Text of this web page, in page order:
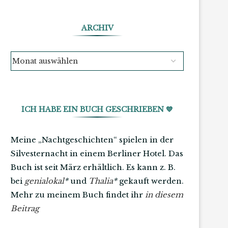
ARCHIV
ICH HABE EIN BUCH GESCHRIEBEN 💙
Meine „Nachtgeschichten“ spielen in der
Silvesternacht in einem Berliner Hotel. Das
Buch ist seit März erhältlich. Es kann z. B.
bei genialokal*und Thalia*gekauft werden.
Mehr zu meinem Buch findet ihr in diesem
Beitrag